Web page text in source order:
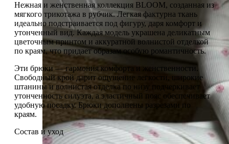
Нежная и женственная коллекция BLOOM, созданная из
мягкого трикотажа в рубчик. Легкая фактурна ткань
идеально подстраивается под фигуру, даря комфорт и
утонченный вид. Каждая модель украшена деликатным
цветочным принтом и аккуратной волнистой отделкой
по краям, что придает образам особую романтичность.
Эти брюки — гармония комфорта и женственности.
Свободный крой дарит ощущение легкости, широкие
штанины и волнистая отделка по низу подчеркивает
утонченность силуэта, а эластичный пояс обеспечивает
удобную посадку. Брюки дополнены разрезами по
краям.
Состав и уход